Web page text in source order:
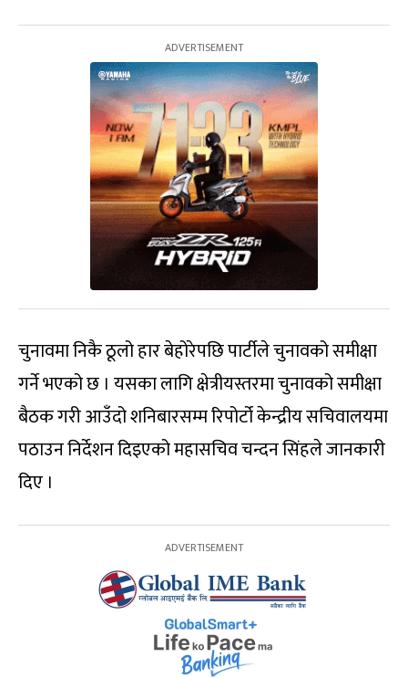
चुनावमा निकै ठूलो हार बेहोरेपछि पार्टीले चुनावको समीक्षा
गर्ने भएको छ । यसका लागि क्षेत्रीयस्तरमा चुनावको समीक्षा
बैठक गरी आउँदो शनिबारसम्म रिपोर्टो केन्द्रीय सचिवालयमा
पठाउन निर्देशन दिइएको महासचिव चन्दन सिंहले जानकारी
दिए ।